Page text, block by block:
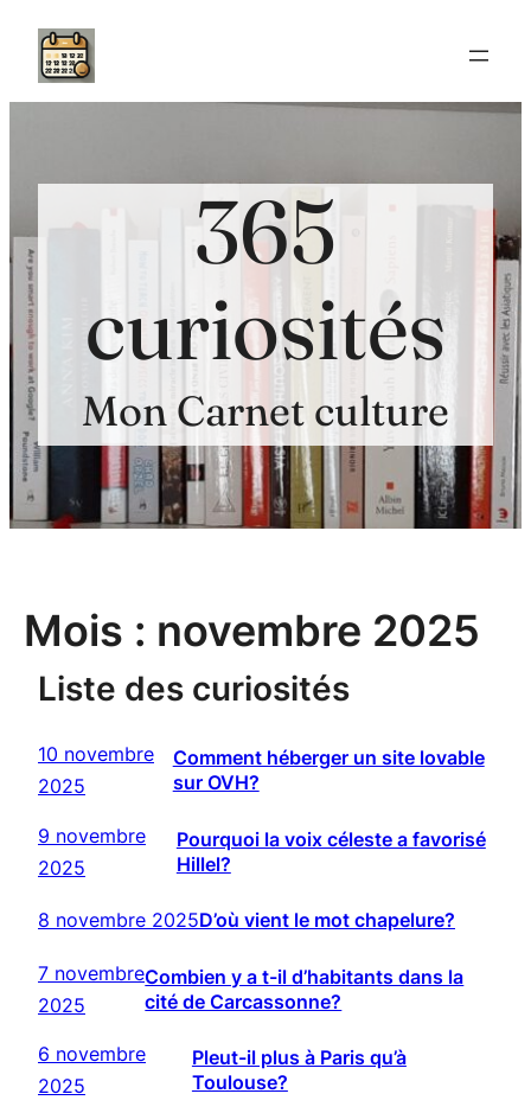
Aller
contenu
365
curiosités
Mon Carnet culture
Mois : novembre 2025
Liste des curiosités
10 novembre
2025
Comment héberger un site lovable
sur OVH?
9 novembre
2025
Pourquoi la voix céleste a favorisé
Hillel?
8 novembre 2025D’où vient le mot chapelure?
7 novembre
2025
Combien y a t-il d’habitants dans la
cité de Carcassonne?
6 novembre
2025
Pleut-il plus à Paris qu’à
Toulouse?